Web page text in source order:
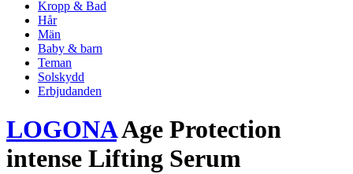
Kropp & Bad
Hår
Män
Baby & barn
Teman
Solskydd
Erbjudanden
LOGONAAge Protection
intense Lifting Serum